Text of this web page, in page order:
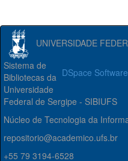
UNIVERSIDADE
DSpace Software
Sistema de
Bibliotecas da
Universidade
Federal de Sergipe - SIBIUFS
Núcleo de Tecnologia da
repositorio@academico.ufs.br
+55 79 3194-6528